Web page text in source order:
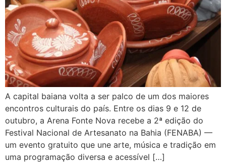
A capital baiana volta a ser palco de um dos maiores
encontros culturais do país. Entre os dias 9 e 12 de
outubro, a Arena Fonte Nova recebe a 2ª edição do
Festival Nacional de Artesanato na Bahia (FENABA) —
um evento gratuito que une arte, música e tradição em
uma programação diversa e acessível […]